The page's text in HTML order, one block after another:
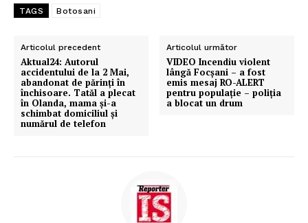
TAGS Botosani
Articolul precedent
Aktual24: Autorul
accidentului de la 2 Mai,
abandonat de părinți în
închisoare. Tatăl a plecat
în Olanda, mama și-a
schimbat domiciliul și
numărul de telefon
Articolul următor
VIDEO Incendiu violent
lângă Focșani – a fost
emis mesaj RO-ALERT
pentru populație – poliția
a blocat un drum